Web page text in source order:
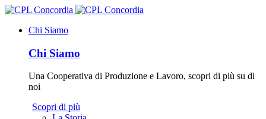
Chi Siamo
Chi Siamo
Una Cooperativa di Produzione e Lavoro, scopri di più su di
noi
Scopri di più